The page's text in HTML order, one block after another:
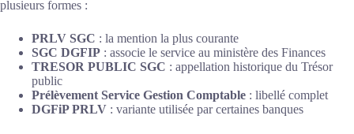
plusieurs formes :
PRLV SGC : la mention la plus courante
SGC DGFIP : associe le service au ministère des Finances
TRESOR PUBLIC SGC : appellation historique du Trésor
public
Prélèvement Service Gestion Comptable : libellé complet
DGFiP PRLV : variante utilisée par certaines banques